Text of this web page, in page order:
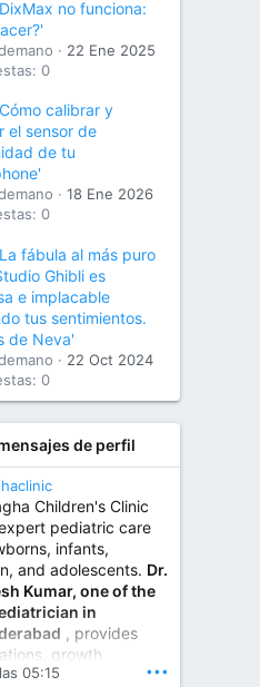
no funciona:
22 Ene 2025
0
calibrar y
el sensor de
de tu
18 Ene 2026
0
fábula al más puro
Ghibli es
e implacable
tus sentimientos.
de Neva'
22 Oct 2024
0
de perfil
Children's Clinic
pediatric care
infants,
and adolescents. Dr.
Kumar, one of the
in
, provides
growth
newborn care,
05:15 •••